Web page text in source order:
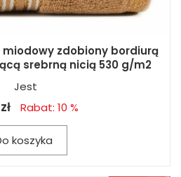
miodowy zdobiony bordiurą
srebrną nicią 530 g/m2
Jest
Rabat: 10 %
koszyka